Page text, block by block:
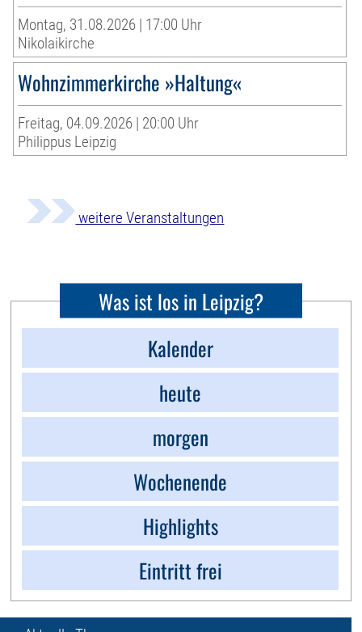
Montag, 31.08.2026 | 17:00 Uhr
Nikolaikirche
Wohnzimmerkirche »Haltung«
Freitag, 04.09.2026 | 20:00 Uhr
Philippus Leipzig
weitere Veranstaltungen
Was ist los in Leipzig?
Kalender
heute
morgen
Wochenende
Highlights
Eintritt frei